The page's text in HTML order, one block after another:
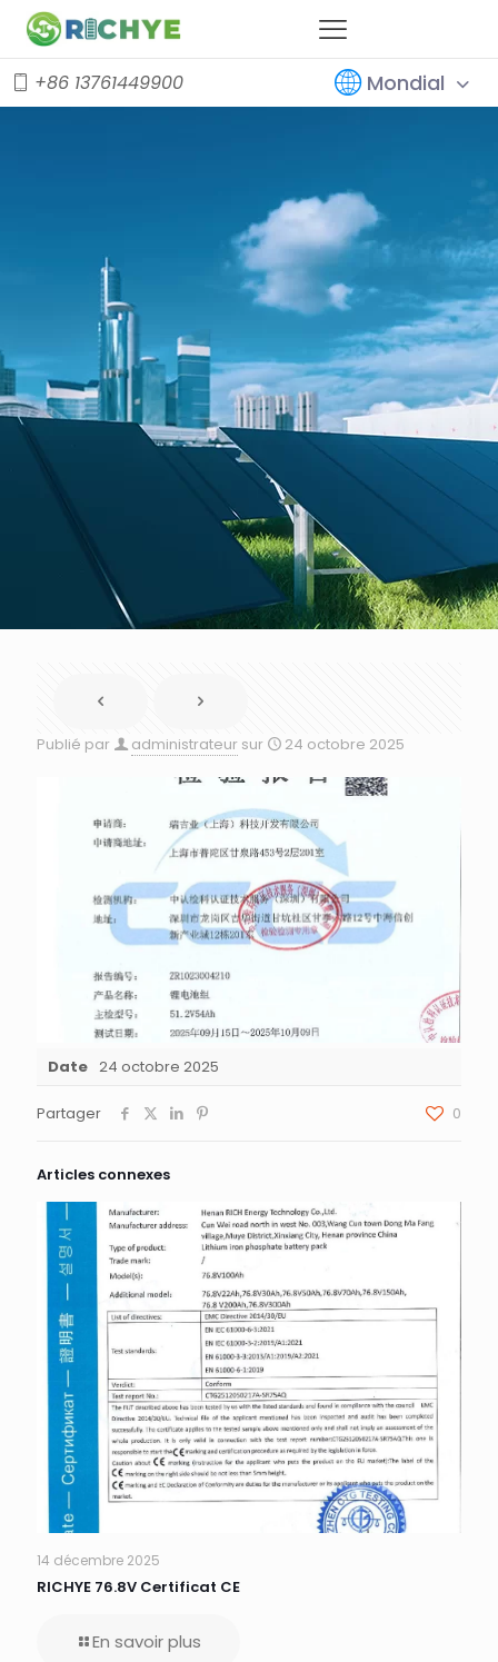
+86 13761449900 Mondial
Publié par administrateur sur 24 octobre 2025
Date 24 octobre 2025
Partager 0
Articles connexes
14 décembre 2025
RICHYE 76.8V Certificat CE
En savoir plus